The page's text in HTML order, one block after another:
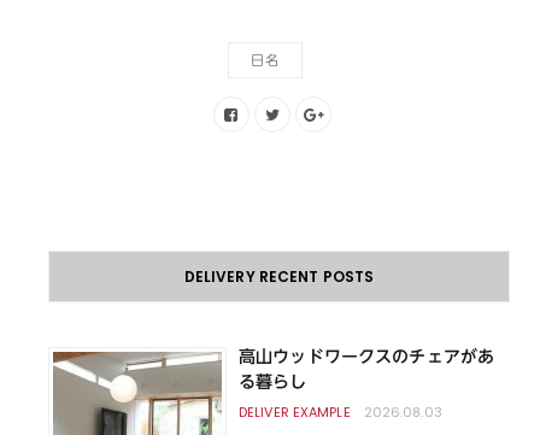
日名
DELIVERY RECENT POSTS
高山ウッドワークスのチェアがあ
る暮らし
2026.08.03